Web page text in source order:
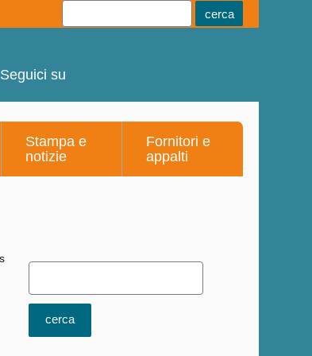
Seguici su
Stampa e
notizie
Fornitori e
appalti